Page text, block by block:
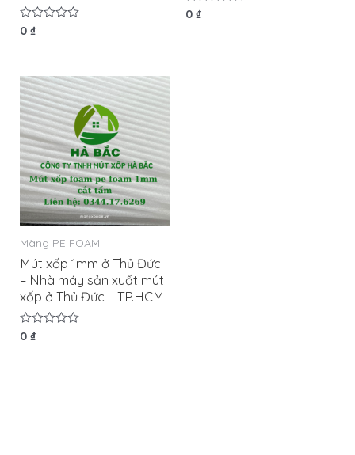
Được
sao
0₫
Được
0 ₫
Màng PE FOAM
Mút xốp 1mm ở Thủ Đức
– Nhà máy sản xuất mút
xốp ở Thủ Đức – TP.HCM
Được
0₫